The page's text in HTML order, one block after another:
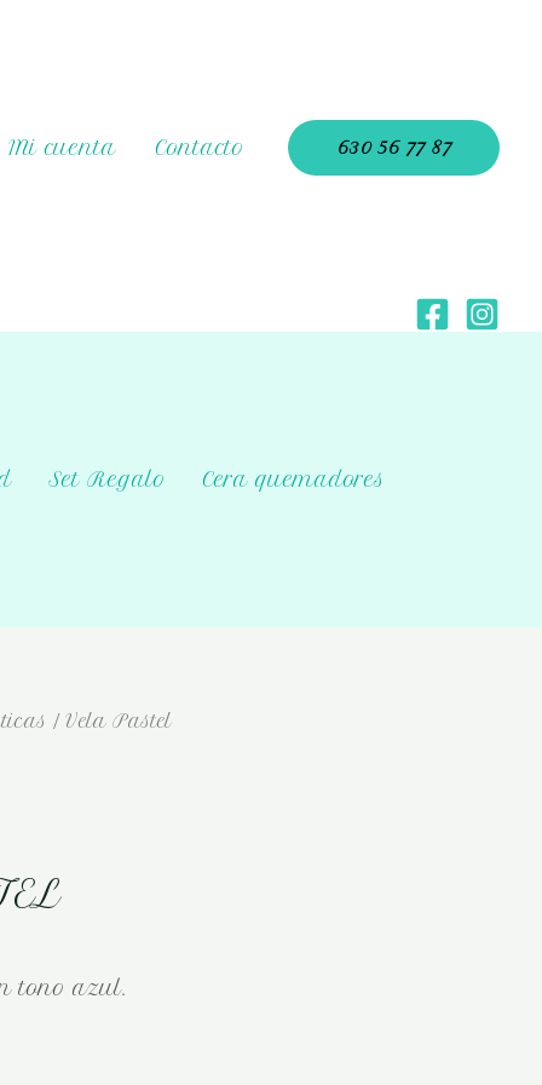
Mi cuenta Contacto 630 56 77 87
Set Regalo Cera quemadores
/ Vela Pastel
tono azul.